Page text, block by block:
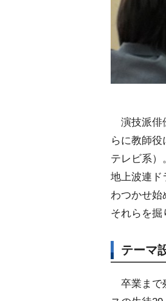
演技派俳
らに教師
テレビ系）
地上波連ド
わつかせ始
それらを掘
テーマ
卒業まで